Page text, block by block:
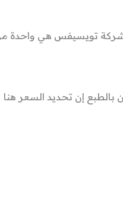
شركة تويسيفس هي واحدة
بالطبع إن تحديد السعر هنا